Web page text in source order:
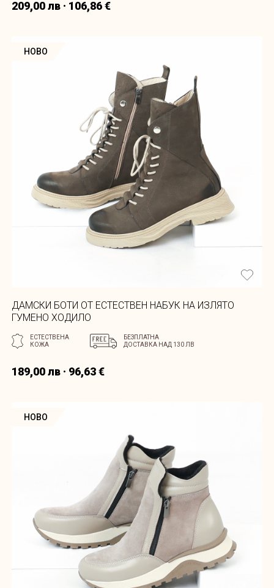
209,00 лв · 106,86 €
НОВО
ДАМСКИ БОТИ ОТ ЕСТЕСТВЕН НАБУК НА ИЗЛЯТО
ГУМЕНО ХОДИЛО
ЕСТЕСТВЕНА
КОЖА
БЕЗПЛАТНА
ДОСТАВКА НАД 130 ЛВ
189,00 лв · 96,63 €
НОВО